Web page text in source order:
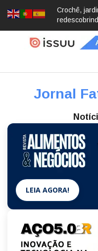
Crochê,
Jornal
LEIA AGORA!